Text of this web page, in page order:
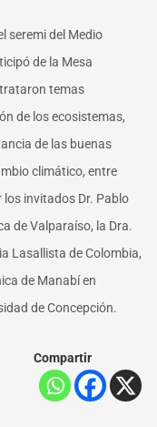
seremi del Medio
de la Mesa
temas
de los ecosistemas,
de las buenas
climático, entre
invitados Dr. Pablo
de Valparaíso, la Dra.
Lasallista de Colombia,
de Manabí en
de Concepción.
Compartir